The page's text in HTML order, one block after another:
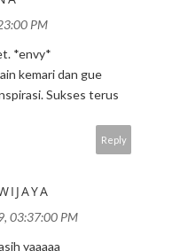
PM
*envy*
kemari dan gue
Sukses terus
Reply
03:37:00 PM
yaaaaa